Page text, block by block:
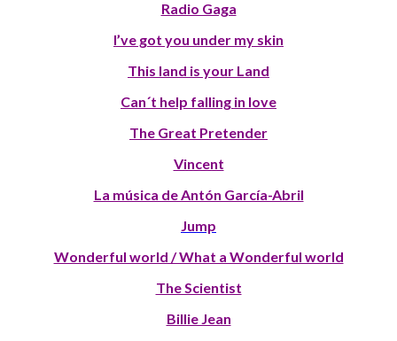
Radio Gaga
I’ve got you under my skin
This land is your Land
Can´t help falling in love
The Great Pretender
Vincent
La música de Antón García-Abril
Jump
Wonderful world / What a Wonderful world
The Scientist
Billie Jean